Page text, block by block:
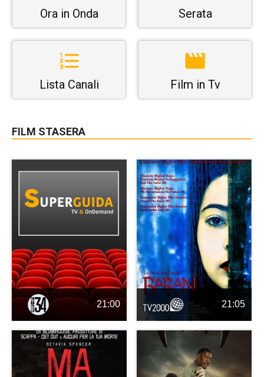
Ora in Onda Serata
Lista Canali Film in Tv
FILM STASERA
21:00 21:05